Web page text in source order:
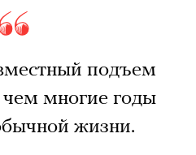
подъем
многие годы
жизни.